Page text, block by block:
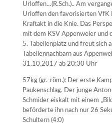
Urloffen…(R.Sch.).. Am
Urloffen den favorisierten VfK
Kraftakt in die Knie. Das
mit dem KSV Appenweier und
5. Tabellenplatz und freut sich
Tabellennachbarn aus
31.10.2017 ab 20:30 Uhr
57kg (gr.-röm.): Der erste
Paukenschlag. Der junge
Schmider eiskalt mit einem
beförderte ihn nach nur 26
Schultern (4:0)